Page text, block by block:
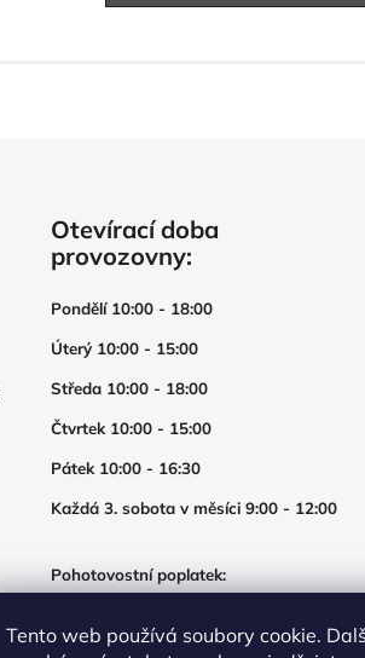
Tento web používá soubory cookie.
Otevírací doba
provozovny:
Pondělí 10:00 - 18:00
Úterý 10:00 - 15:00
Středa 10:00 - 18:00
Čtvrtek 10:00 - 15:00
Pátek 10:00 - 16:30
Každá 3. sobota v měsíci 9:00 - 12:00
Pohotovostní poplatek:
250Kč